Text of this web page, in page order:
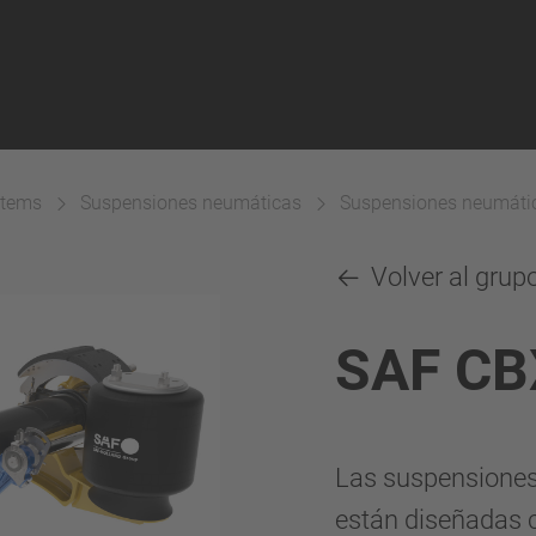
Suspensiones neumáticas Suspensiones
Volver al
SAF
Las
están diseñadas